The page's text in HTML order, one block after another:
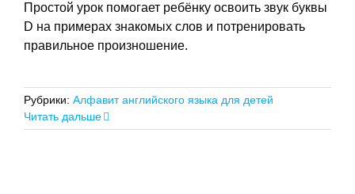
Простой урок помогает ребёнку освоить звук буквы
D на примерах знакомых слов и потренировать
правильное произношение.
Рубрики: Алфавит английского языка для детей
Читать дальше